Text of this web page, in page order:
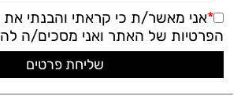
*אני מאשר/ת כי קראתי והבנתי את
הפרטיות של האתר ואני מסכים/ה לה